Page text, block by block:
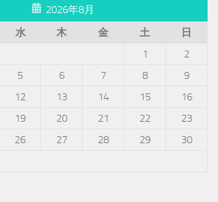
2026年8月
水 木 金 土
日
1
2
5 6 7 8
9
12 13 14 15
16
19 20 21 22
23
26 27 28 29
30